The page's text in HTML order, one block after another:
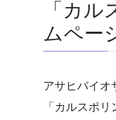
「カ
ムペー
アサヒバイオ
「カルスポ